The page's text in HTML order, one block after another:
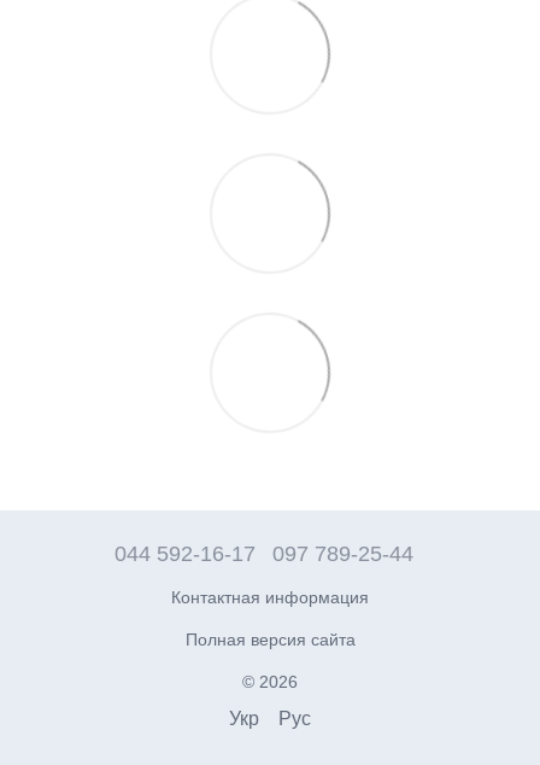
044 592-16-17 097 789-25-44
Контактная информация
Полная версия сайта
© 2026
Укр Рус